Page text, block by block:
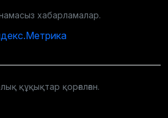
хабарламалар.
құқықтар қорғалған.